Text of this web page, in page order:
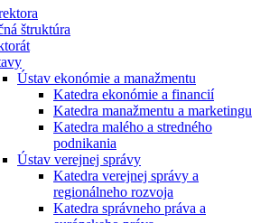
štruktúra
Ústav ekonómie a manažmentu
Katedra ekonómie a financií
Katedra manažmentu a marketingu
Katedra malého a stredného
podnikania
Ústav verejnej správy
Katedra verejnej správy a
regionálneho rozvoja
Katedra správneho práva a